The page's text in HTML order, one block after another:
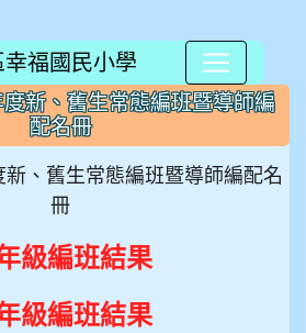
福國民小學
新、舊生常態編班暨導師編
配名冊
新、舊生常態編班暨導師編配名
冊
級編班結果
級編班結果